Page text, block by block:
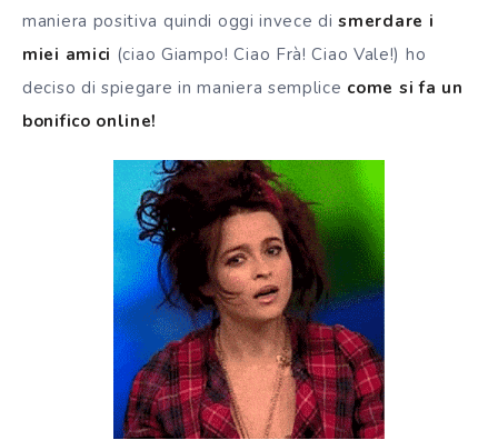
maniera positiva quindi oggi invece dismerdare i
miei amici (ciao Giampo! Ciao Frà! Ciao Vale!) ho
deciso di spiegare in maniera semplice come si fa un
bonifico online!